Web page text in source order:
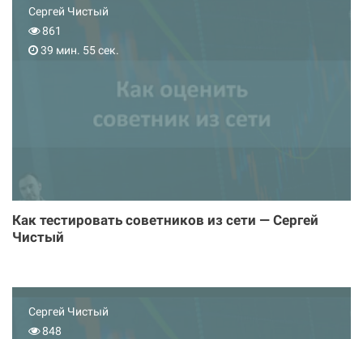
Сергей Чистый
861
39 мин. 55 сек.
Как тестировать советников из сети — Сергей
Чистый
Сергей Чистый
848